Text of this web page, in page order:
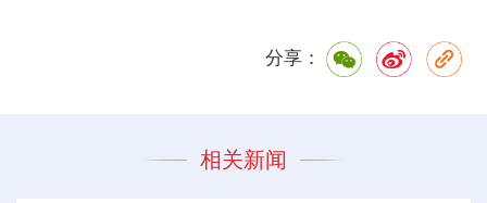
分享：
相关新闻